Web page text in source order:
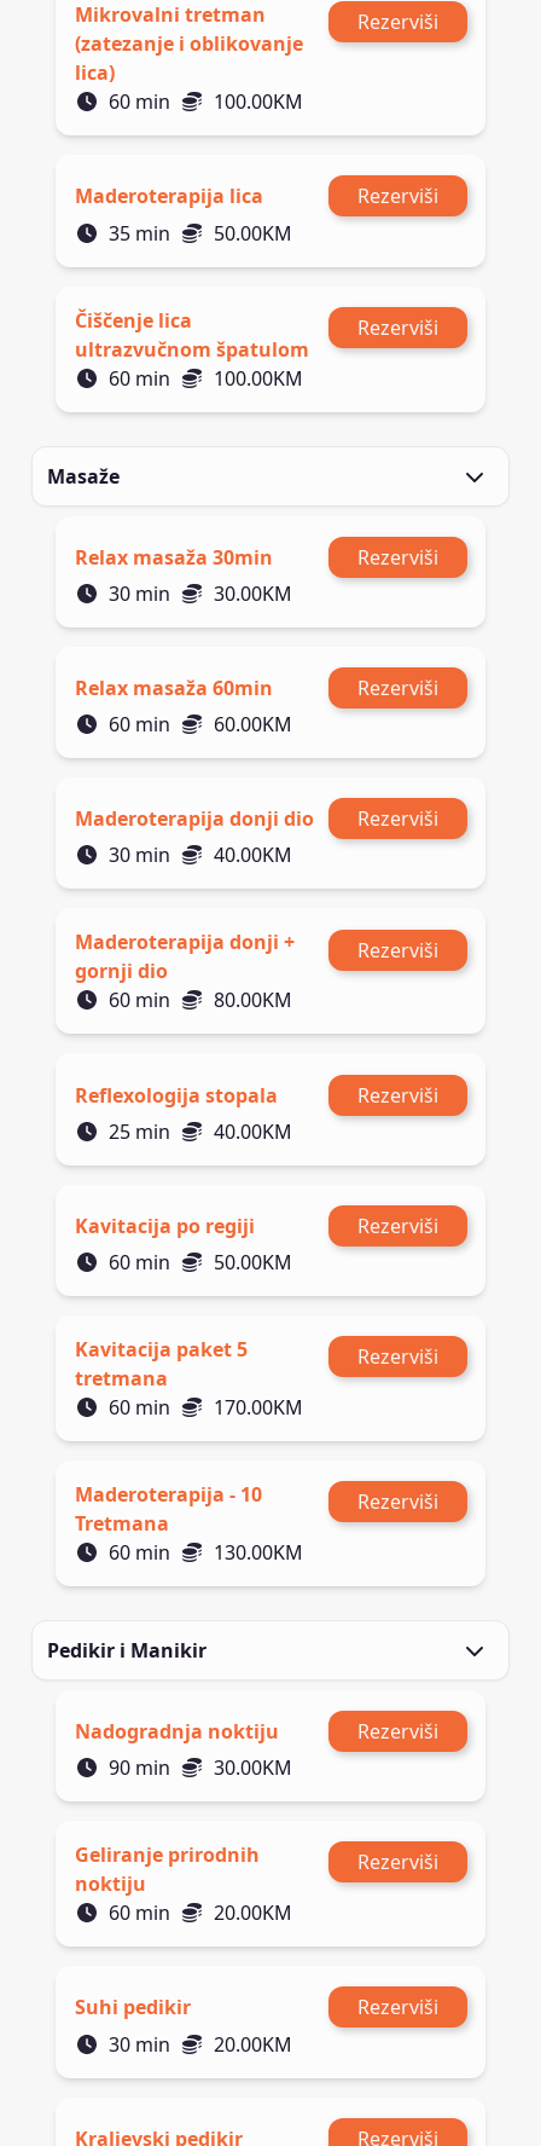
Mikrovalni tretman
(zatezanje i oblikovanje
lica)
Rezerviši
60 min 100.00KM
Maderoterapija lica
Rezerviši
35 min 50.00KM
Čiščenje lica
ultrazvučnom špatulom
Rezerviši
60 min 100.00KM
Masaže
Relax masaža 30min
Rezerviši
30 min 30.00KM
Relax masaža 60min
Rezerviši
60 min 60.00KM
Maderoterapija donji dio
Rezerviši
30 min 40.00KM
Maderoterapija donji +
gornji dio
Rezerviši
60 min 80.00KM
Reflexologija stopala
Rezerviši
25 min 40.00KM
Kavitacija po regiji
Rezerviši
60 min 50.00KM
Kavitacija paket 5
tretmana
Rezerviši
60 min 170.00KM
Maderoterapija - 10
Tretmana
Rezerviši
60 min 130.00KM
Pedikir i Manikir
Nadogradnja noktiju
Rezerviši
90 min 30.00KM
Geliranje prirodnih
noktiju
Rezerviši
60 min 20.00KM
Suhi pedikir
Rezerviši
30 min 20.00KM
Kraljevski pedikir Rezerviši